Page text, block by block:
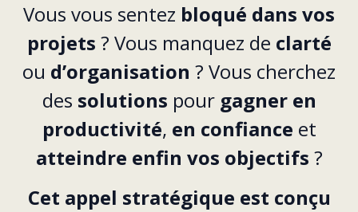
Vous vous sentez bloqué dans vos
projets ? Vous manquez de clarté
ou d’organisation ? Vous cherchez
des solutions pour gagner en
productivité, en confiance et
atteindre enfin vos objectifs ?
Cet appel stratégique est conçu